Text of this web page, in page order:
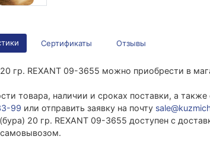
Сертификаты Отзывы
гр. REXANT 09-3655 можно приобрести в
товара, наличии и сроках поставки, а
99 или отправить заявку на почту
20 гр. REXANT 09-3655 доступен с